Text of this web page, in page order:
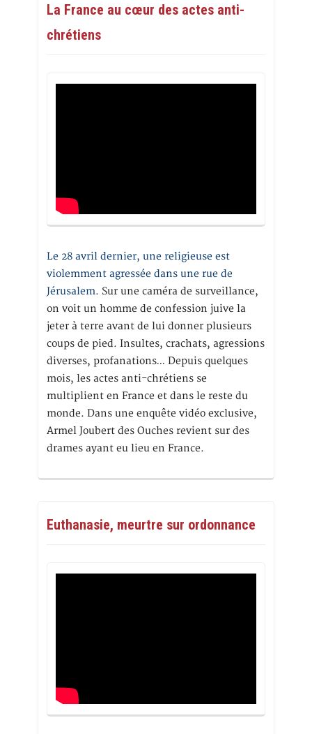
La France au cœur des actes anti-
chrétiens
Le 28 avril dernier, une religieuse est
violemment agressée dans une rue de
Jérusalem. Sur une caméra de surveillance,
on voit un homme de confession juive la
jeter à terre avant de lui donner plusieurs
coups de pied. Insultes, crachats, agressions
diverses, profanations… Depuis quelques
mois, les actes anti-chrétiens se
multiplient en France et dans le reste du
monde. Dans une enquête vidéo exclusive,
Armel Joubert des Ouches revient sur des
drames ayant eu lieu en France.
Euthanasie, meurtre sur ordonnance